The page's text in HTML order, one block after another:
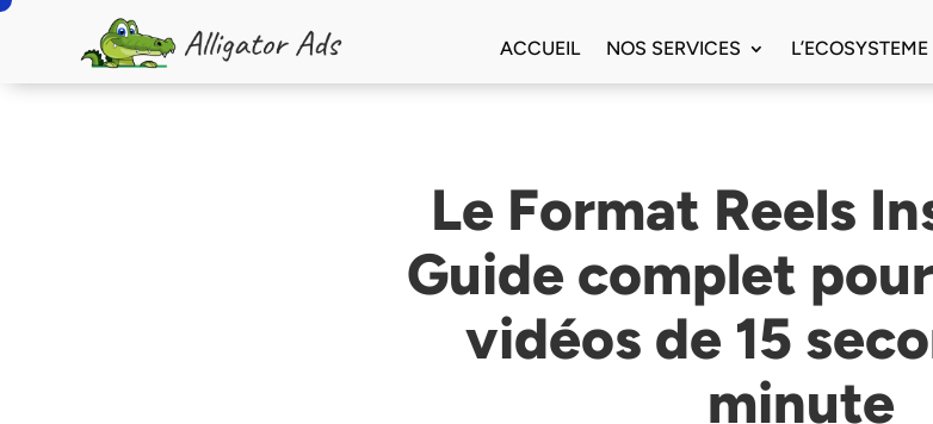
ACCUEIL NOS SERVICES L’ECOSYSTEME
Le Format Reels
Guide complet
vidéos de 15
minute